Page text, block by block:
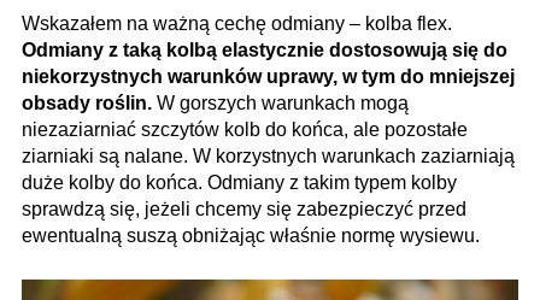
Wskazałem na ważną cechę odmiany – kolba flex.
Odmiany z taką kolbą elastycznie dostosowują się do
niekorzystnych warunków uprawy, w tym do mniejszej
obsady roślin. W gorszych warunkach mogą
niezaziarniać szczytów kolb do końca, ale pozostałe
ziarniaki są nalane. W korzystnych warunkach zaziarniają
duże kolby do końca. Odmiany z takim typem kolby
sprawdzą się, jeżeli chcemy się zabezpieczyć przed
ewentualną suszą obniżając właśnie normę wysiewu.